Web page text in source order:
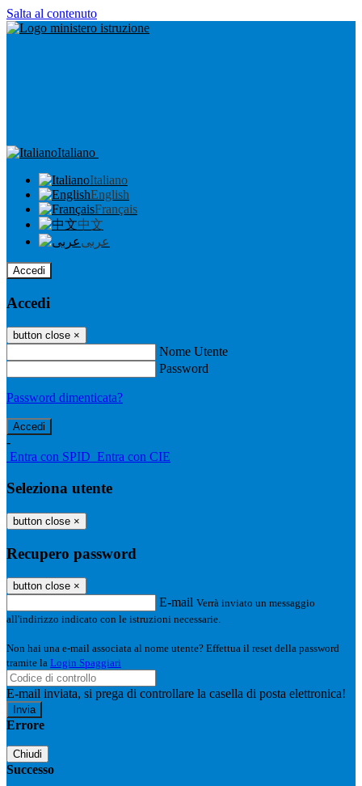
Salta al contenuto
Italiano
Italiano
English
Français
中文
عربى
Accedi
Accedi
button close ×
Nome Utente
Password
Password dimenticata?
-
Entra con SPID Entra con CIE
Seleziona utente
button close ×
Recupero password
button close ×
E-mail Verrà inviato un messaggio
all'indirizzo indicato con le istruzioni necessarie.
Non hai una e-mail associata al nome utente? Effettua il reset della password
tramite la Login Spaggiari
E-mail inviata, si prega di controllare la casella di posta elettronica!
Errore
Chiudi
Successo